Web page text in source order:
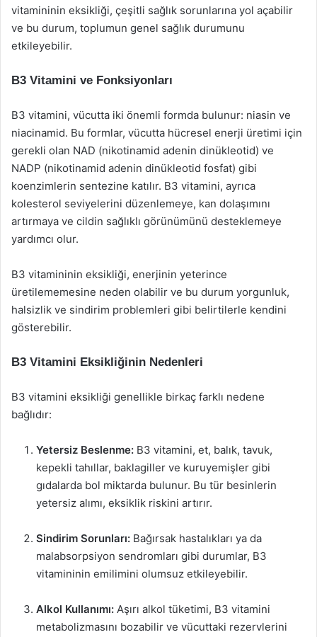
vitamininin eksikliği, çeşitli sağlık sorunlarına yol açabilir
ve bu durum, toplumun genel sağlık durumunu
etkileyebilir.
B3 Vitamini ve Fonksiyonları
B3 vitamini, vücutta iki önemli formda bulunur: niasin ve
niacinamid. Bu formlar, vücutta hücresel enerji üretimi için
gerekli olan NAD (nikotinamid adenin dinükleotid) ve
NADP (nikotinamid adenin dinükleotid fosfat) gibi
koenzimlerin sentezine katılır. B3 vitamini, ayrıca
kolesterol seviyelerini düzenlemeye, kan dolaşımını
artırmaya ve cildin sağlıklı görünümünü desteklemeye
yardımcı olur.
B3 vitamininin eksikliği, enerjinin yeterince
üretilememesine neden olabilir ve bu durum yorgunluk,
halsizlik ve sindirim problemleri gibi belirtilerle kendini
gösterebilir.
B3 Vitamini Eksikliğinin Nedenleri
B3 vitamini eksikliği genellikle birkaç farklı nedene
bağlıdır:
Yetersiz Beslenme: B3 vitamini, et, balık, tavuk,
kepekli tahıllar, baklagiller ve kuruyemişler gibi
gıdalarda bol miktarda bulunur. Bu tür besinlerin
yetersiz alımı, eksiklik riskini artırır.
Sindirim Sorunları: Bağırsak hastalıkları ya da
malabsorpsiyon sendromları gibi durumlar, B3
vitamininin emilimini olumsuz etkileyebilir.
Alkol Kullanımı: Aşırı alkol tüketimi, B3 vitamini
metabolizmasını bozabilir ve vücuttaki rezervlerini